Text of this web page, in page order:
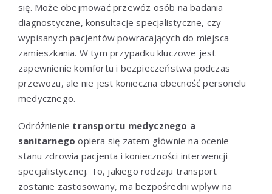
się. Może obejmować przewóz osób na badania
diagnostyczne, konsultacje specjalistyczne, czy
wypisanych pacjentów powracających do miejsca
zamieszkania. W tym przypadku kluczowe jest
zapewnienie komfortu i bezpieczeństwa podczas
przewozu, ale nie jest konieczna obecność personelu
medycznego.
Odróżnienie transportu medycznego a
sanitarnego opiera się zatem głównie na ocenie
stanu zdrowia pacjenta i konieczności interwencji
specjalistycznej. To, jakiego rodzaju transport
zostanie zastosowany, ma bezpośredni wpływ na